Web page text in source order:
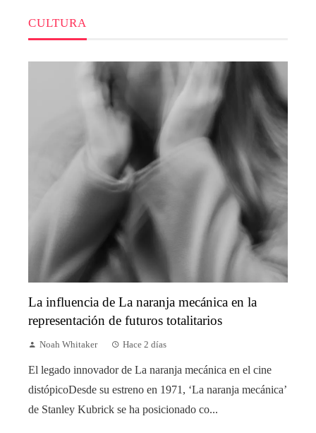
CULTURA
La influencia de La naranja mecánica en la
representación de futuros totalitarios
Noah Whitaker Hace 2 días
El legado innovador de La naranja mecánica en el cine
distópicoDesde su estreno en 1971, ‘La naranja mecánica’
de Stanley Kubrick se ha posicionado co...